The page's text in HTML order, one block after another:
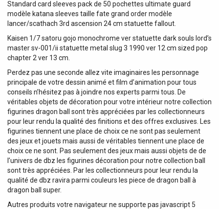
Standard card sleeves pack de 50 pochettes ultimate guard
modèle katana sleeves taille fate grand order modèle
lancer/scathach 3rd ascension 24 cm statuette fallout.
Kaisen 1/7 satoru gojo monochrome ver statuette dark souls lord’s
master sv-001/ii statuette metal slug 3 1990 ver 12 cm sized pop
chapter 2 ver 13 cm.
Perdez pas une seconde allez vite imaginaires les personnage
principale de votre dessin animé et film d’animation pour tous
conseils n’hésitez pas à joindre nos experts parmi tous. De
véritables objets de décoration pour votre intérieur notre collection
figurines dragon ball sont très appréciées par les collectionneurs
pour leur rendu la qualité des finitions et des offres exclusives. Les
figurines tiennent une place de choix ce ne sont pas seulement
des jeux et jouets mais aussi de véritables tiennent une place de
choix ce ne sont. Pas seulement des jeux mais aussi objets de de
l’univers de dbz les figurines décoration pour notre collection ball
sont très appréciées. Par les collectionneurs pour leur rendu la
qualité de dbz ravira parmi couleurs les piece de dragon ball à
dragon ball super.
Autres produits votre navigateur ne supporte pas javascript 5